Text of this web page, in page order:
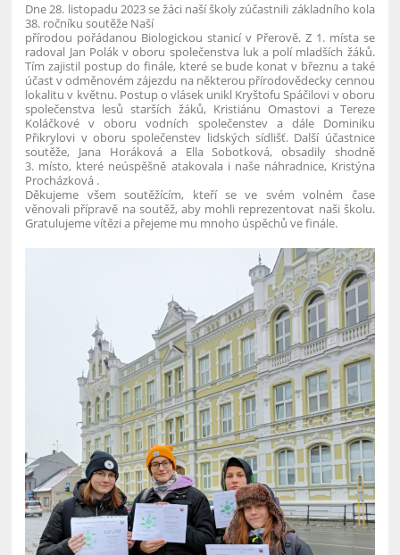
Dne 28. listopadu 2023 se žáci naší školy zúčastnili základního kola
38. ročníku soutěže Naší
přírodou pořádanou Biologickou stanicí v Přerově. Z 1. místa se
radoval Jan Polák v oboru společenstva luk a polí mladších žáků.
Tím zajistil postup do finále, které se bude konat v březnu a také
účast v odměnovém zájezdu na některou přírodovědecky cennou
lokalitu v květnu. Postup o vlásek unikl Kryštofu Spáčilovi v oboru
společenstva lesů starších žáků, Kristiánu Omastovi a Tereze
Koláčkové v oboru vodních společenstev a dále Dominiku
Přikrylovi v oboru společenstev lidských sídlišť. Další účastnice
soutěže, Jana Horáková a Ella Sobotková, obsadily shodně
3. místo, které neúspěšně atakovala i naše náhradnice, Kristýna
Procházková .
Děkujeme všem soutěžícím, kteří se ve svém volném čase
věnovali přípravě na soutěž, aby mohli reprezentovat naši školu.
Gratulujeme vítězi a přejeme mu mnoho úspěchů ve finále.